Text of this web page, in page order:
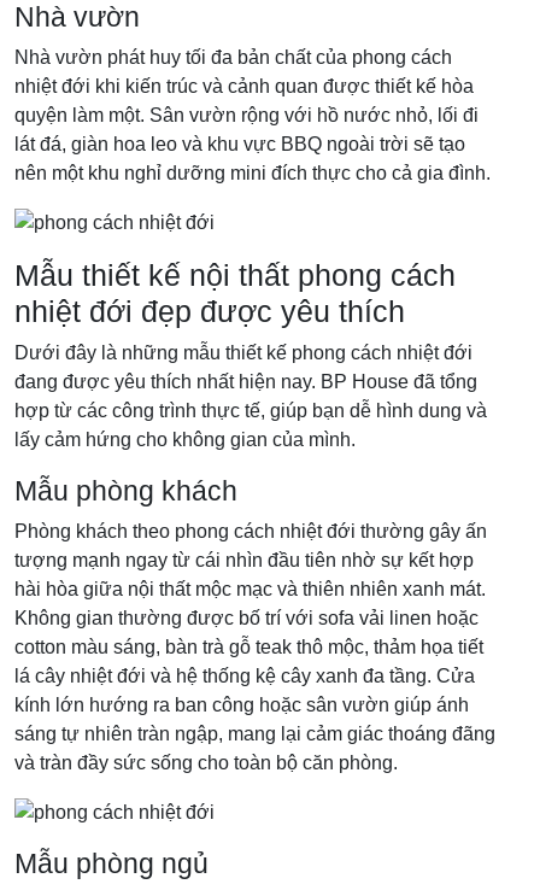
Nhà vườn
Nhà vườn phát huy tối đa bản chất của phong cách
nhiệt đới khi kiến trúc và cảnh quan được thiết kế hòa
quyện làm một. Sân vườn rộng với hồ nước nhỏ, lối đi
lát đá, giàn hoa leo và khu vực BBQ ngoài trời sẽ tạo
nên một khu nghỉ dưỡng mini đích thực cho cả gia đình.
Mẫu thiết kế nội thất phong cách
nhiệt đới đẹp được yêu thích
Dưới đây là những mẫu thiết kế phong cách nhiệt đới
đang được yêu thích nhất hiện nay. BP House đã tổng
hợp từ các công trình thực tế, giúp bạn dễ hình dung và
lấy cảm hứng cho không gian của mình.
Mẫu phòng khách
Phòng khách theo phong cách nhiệt đới thường gây ấn
tượng mạnh ngay từ cái nhìn đầu tiên nhờ sự kết hợp
hài hòa giữa nội thất mộc mạc và thiên nhiên xanh mát.
Không gian thường được bố trí với sofa vải linen hoặc
cotton màu sáng, bàn trà gỗ teak thô mộc, thảm họa tiết
lá cây nhiệt đới và hệ thống kệ cây xanh đa tầng. Cửa
kính lớn hướng ra ban công hoặc sân vườn giúp ánh
sáng tự nhiên tràn ngập, mang lại cảm giác thoáng đãng
và tràn đầy sức sống cho toàn bộ căn phòng.
Mẫu phòng ngủ